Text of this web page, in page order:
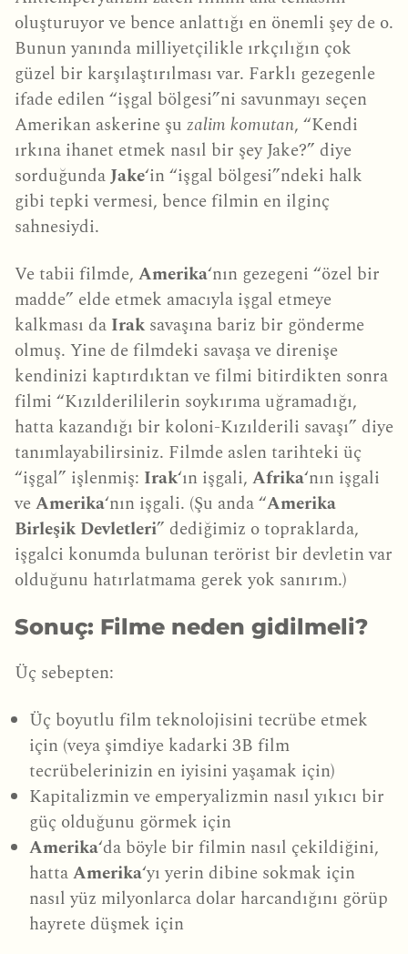
oluşturuyor ve bence anlattığı en önemli şey de o.
Bunun yanında milliyetçilikle ırkçılığın çok
güzel bir karşılaştırılması var. Farklı gezegenle
ifade edilen “işgal bölgesi”ni savunmayı seçen
Amerikan askerine şu zalim komutan, “Kendi
ırkına ihanet etmek nasıl bir şey Jake?” diye
sorduğundaJake‘in “işgal bölgesi”ndeki halk
gibi tepki vermesi, bence filmin en ilginç
sahnesiydi.
Ve tabii filmde, Amerika‘nın gezegeni “özel bir
madde” elde etmek amacıyla işgal etmeye
kalkması da Irak savaşına bariz bir gönderme
olmuş. Yine de filmdeki savaşa ve direnişe
kendinizi kaptırdıktan ve filmi bitirdikten sonra
filmi “Kızılderililerin soykırıma uğramadığı,
hatta kazandığı bir koloni-Kızılderili savaşı” diye
tanımlayabilirsiniz. Filmde aslen tarihteki üç
“işgal” işlenmiş: Irak‘ın işgali, Afrika‘nın işgali
veAmerika‘nın işgali. (Şu anda “Amerika
Birleşik Devletleri” dediğimiz o topraklarda,
işgalci konumda bulunan terörist bir devletin var
olduğunu hatırlatmama gerek yok sanırım.)
Sonuç: Filme neden gidilmeli?
Üç sebepten:
Üç boyutlu film teknolojisini tecrübe etmek
için (veya şimdiye kadarki 3B film
tecrübelerinizin en iyisini yaşamak için)
Kapitalizmin ve emperyalizmin nasıl yıkıcı bir
güç olduğunu görmek için
Amerika‘da böyle bir filmin nasıl çekildiğini,
hattaAmerika‘yı yerin dibine sokmak için
nasıl yüz milyonlarca dolar harcandığını görüp
hayrete düşmek için